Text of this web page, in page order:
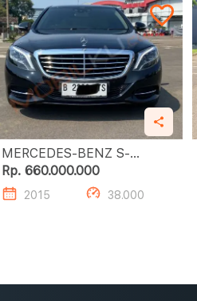
MERCEDES-BENZ S-
CLASS S400 L
Rp. 660.000.000
2015 38.000